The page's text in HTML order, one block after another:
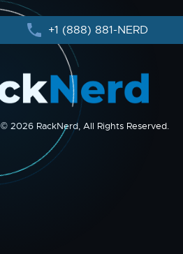
+1 (888) 881-NERD
© 2026 RackNerd, All Rights Reserved.